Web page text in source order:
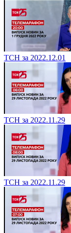
ТСН за 2022.12.01
ТСН за 2022.11.29
ТСН за 2022.11.29